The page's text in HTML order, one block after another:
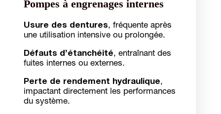
Pompes à engrenages internes
Usure des dentures, fréquente après
une utilisation intensive ou prolongée.
Défauts d’étanchéité, entraînant des
fuites internes ou externes.
Perte de rendement hydraulique,
impactant directement les performances
du système.